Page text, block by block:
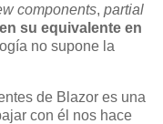
components, partial
su equivalente en
no supone la
de Blazor es una
con él nos hace